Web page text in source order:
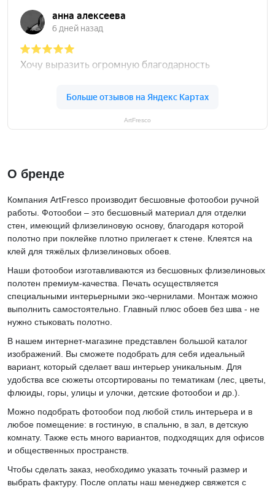
ArtFresco
О бренде
Компания ArtFresco производит бесшовные фотообои ручной
работы. Фотообои – это бесшовный материал для отделки
стен, имеющий флизелиновую основу, благодаря которой
полотно при поклейке плотно прилегает к стене. Клеятся на
клей для тяжёлых флизелиновых обоев.
Наши фотообои изготавливаются из бесшовных флизелиновых
полотен премиум-качества. Печать осуществляется
специальными интерьерными эко-чернилами. Монтаж можно
выполнить самостоятельно. Главный плюс обоев без шва - не
нужно стыковать полотно.
В нашем интернет-магазине представлен большой каталог
изображений. Вы сможете подобрать для себя идеальный
вариант, который сделает ваш интерьер уникальным. Для
удобства все сюжеты отсортированы по тематикам (лес, цветы,
флюиды, горы, улицы и улочки, детские фотообои и др.).
Можно подобрать фотообои под любой стиль интерьера и в
любое помещение: в гостиную, в спальню, в зал, в детскую
комнату. Также есть много вариантов, подходящих для офисов
и общественных пространств.
Чтобы сделать заказ, необходимо указать точный размер и
выбрать фактуру. После оплаты наш менеджер свяжется с